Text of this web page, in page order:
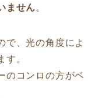
ません。
で、光の角度によ
す。
のコンロの方がベ